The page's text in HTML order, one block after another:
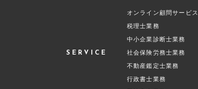
SERVICE
オンライン顧問サービス
税理士業務
中小企業診断士業務
社会保険労務士業務
不動産鑑定士業務
行政書士業務